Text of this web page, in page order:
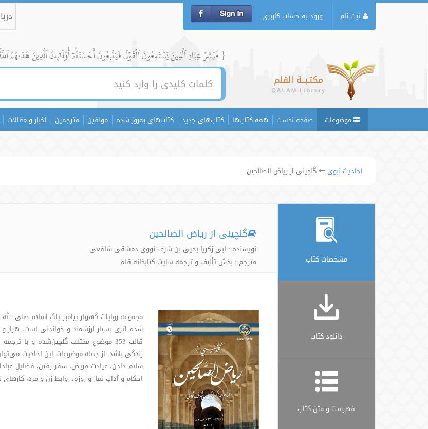
ثبت نام ورود به حساب کاربری
{ فَبَشِّرۡ عِبَادِ ٱلَّذِينَ يَسۡتَمِعُونَ ٱلۡقَوۡلَ فَيَتَّبِعُونَ أَحۡسَنَهُۥٓۚ أُوْلَٰٓئِكَ ٱلَّذِينَ هَدَىٰهُمُ
موضوعات صفحه نخست همه کتاب‌ها کتاب‌های جدید کتاب‌های به‌روز شده مولفین مترجمین اخبار و مقالات
احادیث نبوی گلچینی از ریاض الصالحین
مشخصات کتاب
دانلود کتاب
فهرست و متن کتاب
گلچینی از ریاض الصالحین
نویسنده : ابی زکریا یحیی بن شرف نووی دمشقی شافعی
مترجم : بخش تألیف و ترجمه سایت کتابخانه قلم
مجموعه روایات گهربار پیامبر پاک اسلام صلی
شده اثری بسیار ارزشمند و خواندنی است، هزار
قالب 353 موضوعِ مختلف گلچین‌شده و با
زندگی باشد. از جمله موضوعات این احادیث
سلام ‌دادن، عیادت مریض، سفر رفتن، فضایلِ
احکام و آداب نماز و روزه، روابط زن و مرد،